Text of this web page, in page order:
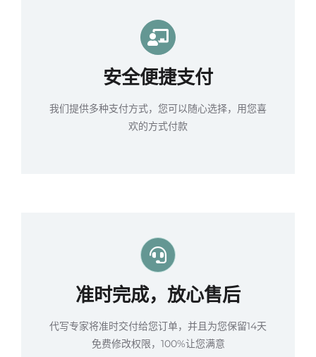
安全便捷支付
我们提供多种支付方式，您可以随心选择，用您喜
欢的方式付款
准时完成，放心售后
代写专家将准时交付给您订单，并且为您保留14天
免费修改权限，100%让您满意